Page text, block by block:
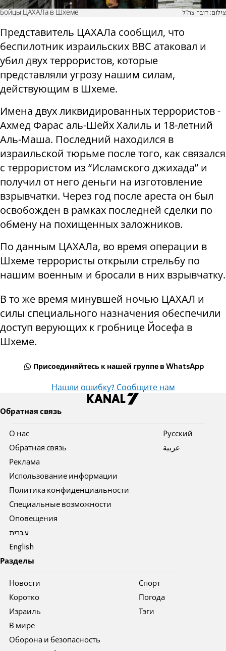
Бойцы ЦАХАЛа в Шхеме צילום: דובר צה"ל
Представитель ЦАХАЛа сообщил, что
беспилотник израильских ВВС атаковал и
убил двух террористов, которые
представляли угрозу нашим силам,
действующим в Шхеме.
Имена двух ликвидированных террористов -
Ахмед Фарас аль-Шейх Халиль и 18-летний
Аль-Маша. Последний находился в
израильской тюрьме после того, как связался
с террористом из “Исламского джихада” и
получил от него деньги на изготовление
взрывчатки. Через год после ареста он был
освобожден в рамках последней сделки по
обмену на похищенных заложников.
По данным ЦАХАЛа, во время операции в
Шхеме террористы открыли стрельбу по
нашим военным и бросали в них взрывчатку.
В то же время минувшей ночью ЦАХАЛ и
силы специального назначения обеспечили
доступ верующих к гробнице Йосефа в
Шхеме.
Присоединяйтесь к нашей группе в WhatsApp
Нашли ошибку? Сообщите нам
Обратная связь
О нас
Обратная связь
Реклама
Использование информации
Политика конфиденциальности
Специальные возможности
Оповещения
עברית
English
Pусский
عربية
Разделы
Новости
Коротко
Израиль
В мире
Оборона и безопасность
Спорт
Погода
Тэги